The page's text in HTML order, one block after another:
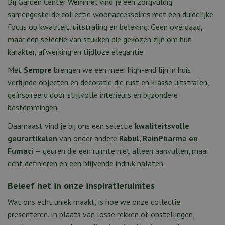
samengestelde collectie woonaccessoires met een duidelijke
focus op kwaliteit, uitstraling en beleving. Geen overdaad,
maar een selectie van stukken die gekozen zijn om hun
karakter, afwerking en tijdloze elegantie.
Met Sempre brengen we een meer high-end lijn in huis:
verfijnde objecten en decoratie die rust en klasse uitstralen,
geïnspireerd door stijlvolle interieurs en bijzondere
bestemmingen.
Daarnaast vind je bij ons een selectie kwaliteitsvolle
geurartikelen van onder andere Rebul, RainPharma en
Fumaci — geuren die een ruimte niet alleen aanvullen, maar
echt definiëren en een blijvende indruk nalaten.
Beleef het in onze inspiratieruimtes
Wat ons echt uniek maakt, is hoe we onze collectie
presenteren. In plaats van losse rekken of opstellingen,